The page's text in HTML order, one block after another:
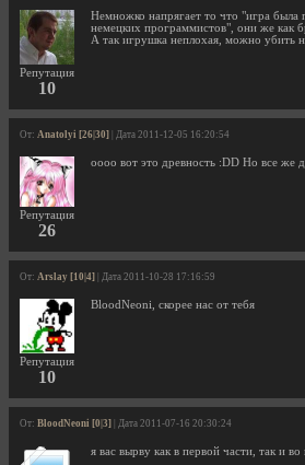
Репутация
10
Немножко напрягает то что "игра была
немецких программистов", они же как
А так игрушка неплохая, можно убить
От: Anatolyi [26|30] | Дата 2011-12-05 16:20:54
Репутация
26
оооо вот это древность :DD Но все же
От: Arslay [10|4] | Дата 2011-10-28 17:16:59
Репутация
10
BloodNeoni, скорее нас от тебя
От: BloodNeoni [0|3] | Дата 2011-07-16 20:30:24
я вас вырву как в первой части, так и во